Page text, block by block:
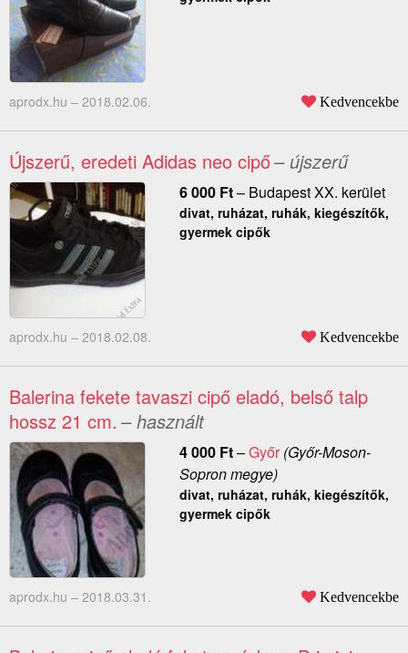
aprodx.hu – 2018.02.06. Kedvencekbe
Újszerű, eredeti Adidas neo cipő– újszerű
6 000 Ft– Budapest XX. kerület
divat, ruházat, ruhák, kiegészítők,
gyermek cipők
aprodx.hu – 2018.02.08. Kedvencekbe
Balerina fekete tavaszi cipő eladó, belső talp
hossz 21 cm. – használt
4 000 Ft–Győr(Győr-Moson-
Sopron megye)
divat, ruházat, ruhák, kiegészítők,
gyermek cipők
aprodx.hu – 2018.03.31. Kedvencekbe